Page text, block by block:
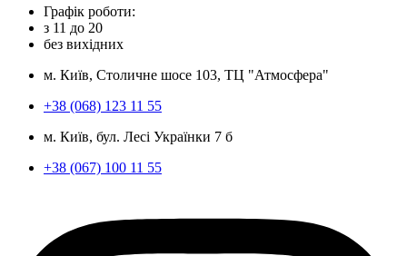
Графік роботи:
з 11 до 20
без вихідних
м. Київ, Столичне шосе 103, ТЦ "Атмосфера"
+38 (068) 123 11 55
м. Київ, бул. Лесі Українки 7 б
+38 (067) 100 11 55